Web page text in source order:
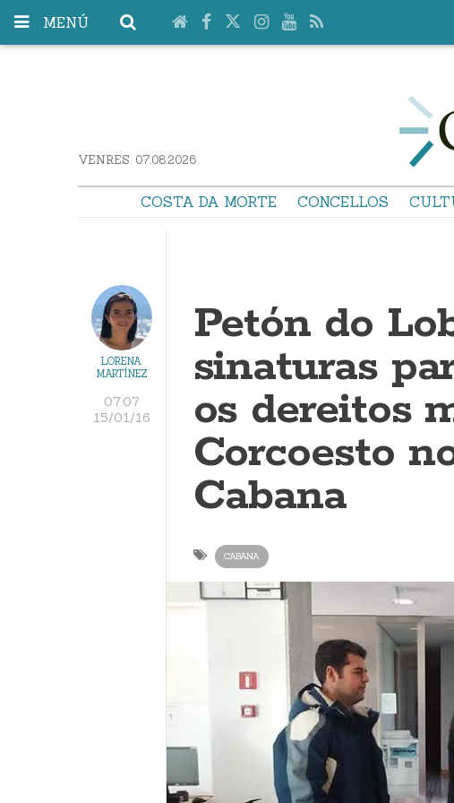
MENÚ
VENRES. 07.08.2026
COSTA DA MORTE CONCELLOS
LORENA
MARTÍNEZ
07:07
15/01/16
Petón do
sinaturas
os dereitos
Corcoesto
Cabana
CABANA